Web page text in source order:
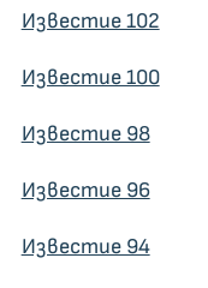
Известие 102
Известие 100
Известие 98
Известие 96
Известие 94